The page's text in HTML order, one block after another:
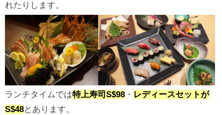
れたりします。
ランチタイムでは特上寿司S$98 ・ レディースセットが
S$48とあります。